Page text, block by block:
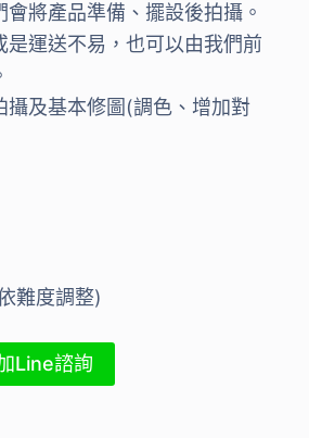
將產品準備、擺設後拍攝。
是運送不易，也可以由我們前
攝及基本修圖(調色、增加對
難度調整)
Line諮詢